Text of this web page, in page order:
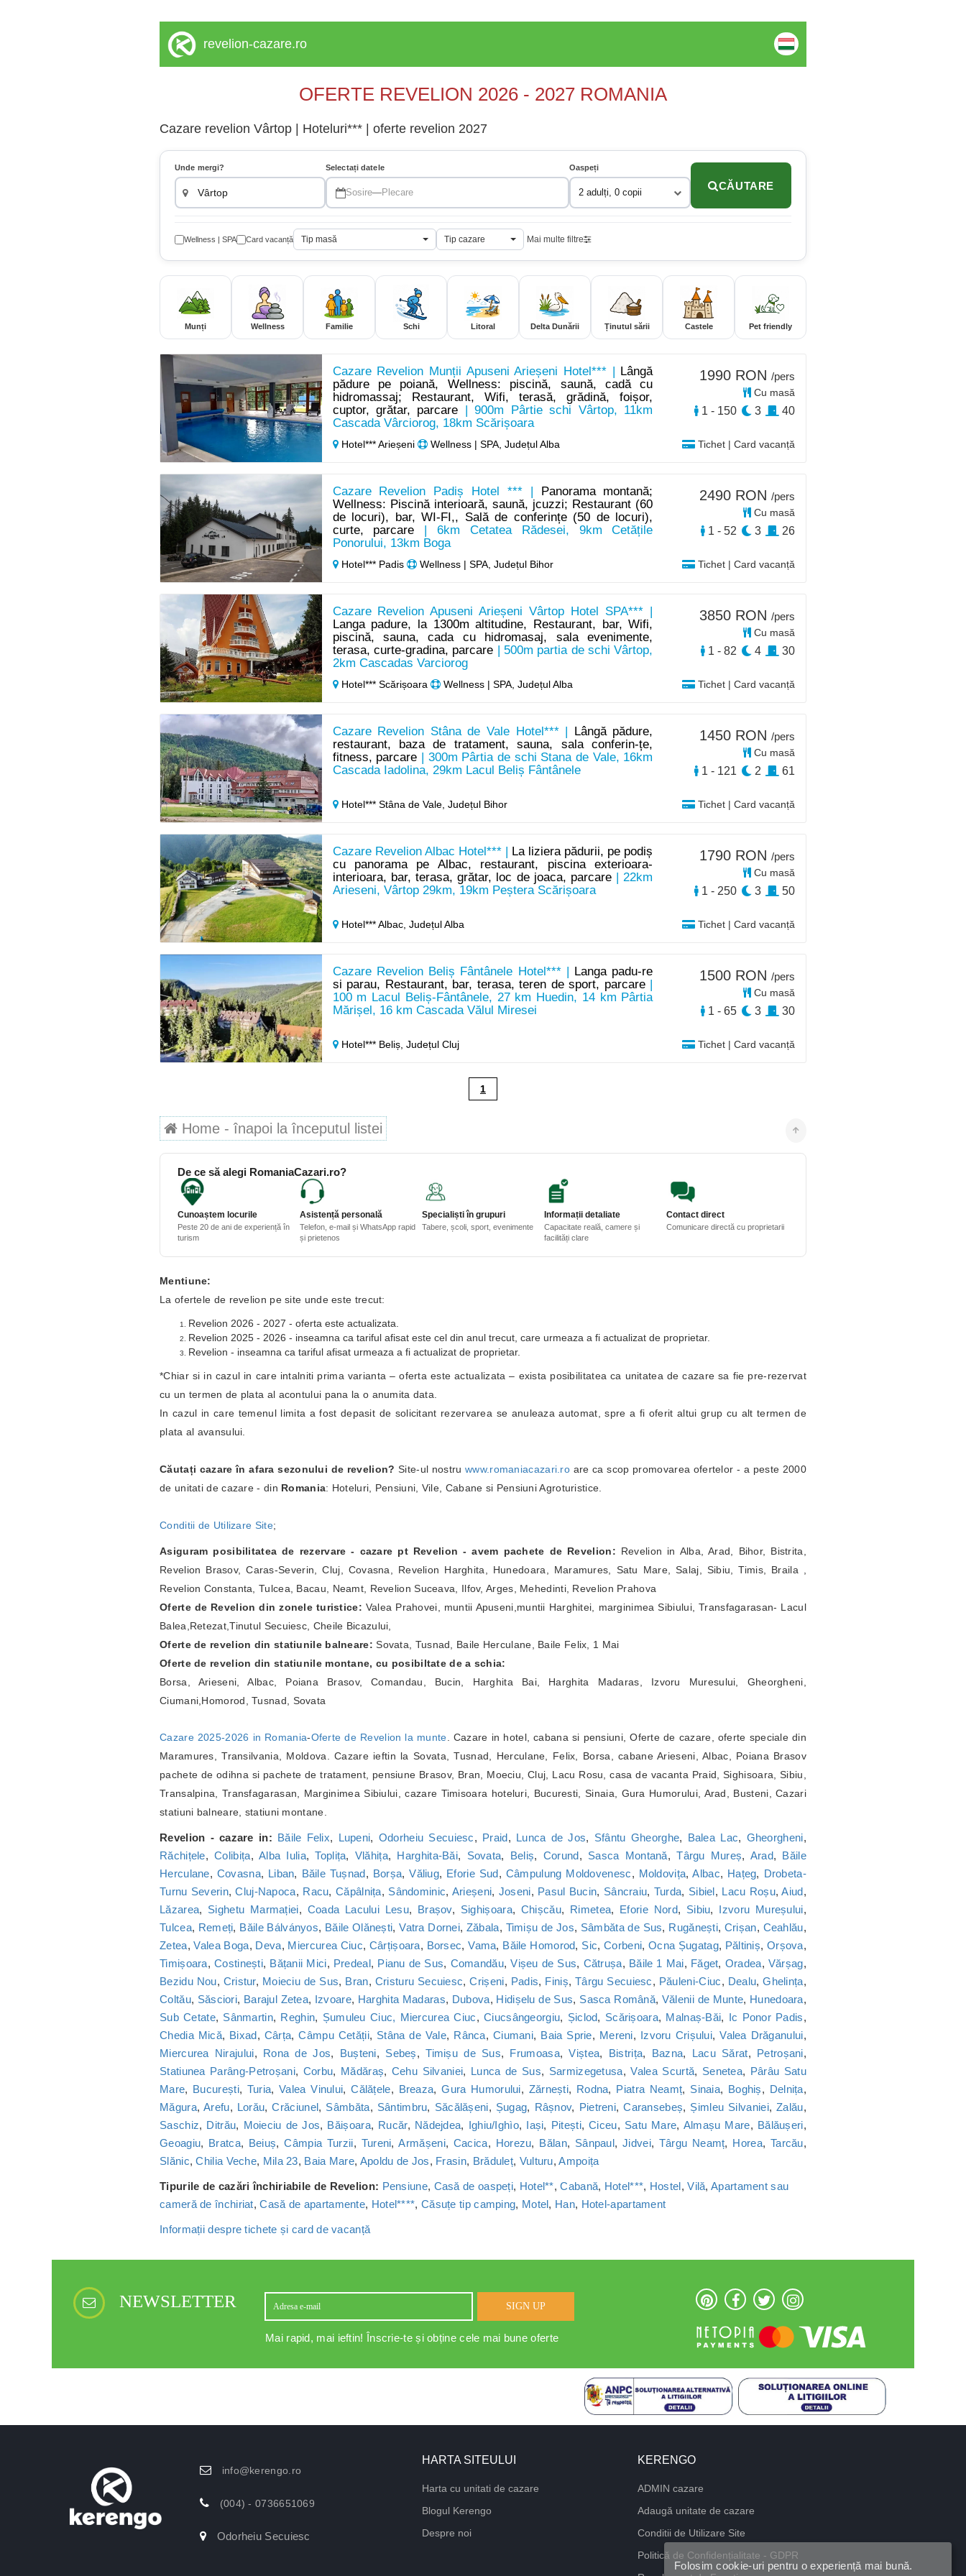
revelion-cazare.ro
OFERTE REVELION 2026 - 2027 ROMANIA
Cazare revelion Vârtop | Hoteluri*** | oferte revelion 2027
Unde mergi? Selectați datele
Sosire—Plecare
Oaspeți
2 adulți, 0 copii
CĂUTARE
Wellness | SPA Card vacanță Tip masă Tip cazare Mai multe filtre
Munți Wellness Familie Schi Litoral Delta Dunării Ținutul sării Castele Pet friendly
Cazare Revelion Munții Apuseni Arieșeni Hotel*** |
Lângă
pădure pe poiană, Wellness: piscină, saună, cadă cu
hidromassaj; Restaurant, Wifi, terasă, grădină, foișor,
cuptor, grătar, parcare | 900m Pârtie schi Vârtop, 11km
Cascada Vârciorog, 18km Scărișoara
Hotel*** Arieșeni Wellness | SPA, Județul Alba Tichet | Card vacanță
1990 RON /pers
Cu masă
1 - 150 3 40
Cazare Revelion Padiș Hotel *** |
Panorama montană;
Wellness: Piscină interioară, saună, jcuzzi; Restaurant (60
de locuri), bar, WI-FI,, Sală de conferințe (50 de locuri),
curte, parcare | 6km Cetatea Rădesei, 9km Cetățile
Ponorului, 13km Boga
Hotel*** Padis Wellness | SPA, Județul Bihor Tichet | Card vacanță
2490 RON /pers
Cu masă
1 - 52 3 26
Cazare Revelion Apuseni Arieșeni Vârtop Hotel SPA*** |
Langa padure, la 1300m altitudine, Restaurant, bar, Wifi,
piscină, sauna, cada cu hidromasaj, sala evenimente,
terasa, curte-gradina, parcare | 500m partia de schi Vârtop,
2km Cascadas Varciorog
Hotel*** Scărișoara Wellness | SPA, Județul Alba Tichet | Card vacanță
3850 RON /pers
Cu masă
1 - 82 4 30
Cazare Revelion Stâna de Vale Hotel*** |
Lângă pădure,
restaurant, baza de tratament, sauna, sala conferin-țe,
fitness, parcare | 300m Pârtia de schi Stana de Vale, 16km
Cascada Iadolina, 29km Lacul Beliș Fântânele
Hotel*** Stâna de Vale, Județul Bihor Tichet | Card vacanță
1450 RON /pers
Cu masă
1 - 121 2 61
Cazare Revelion Albac Hotel*** |
La liziera pădurii, pe podiș
cu panorama pe Albac, restaurant, piscina exterioara-
interioara, bar, terasa, grătar, loc de joaca, parcare | 22km
Arieseni, Vârtop 29km, 19km Peștera Scărișoara
Hotel*** Albac, Județul Alba Tichet | Card vacanță
1790 RON /pers
Cu masă
1 - 250 3 50
Cazare Revelion Beliș Fântânele Hotel*** |
Langa padu-re
si parau, Restaurant, bar, terasa, teren de sport, parcare|
100 m Lacul Beliș-Fântânele, 27 km Huedin, 14 km Pârtia
Mărișel, 16 km Cascada Vălul Miresei
Hotel*** Beliș, Județul Cluj Tichet | Card vacanță
1500 RON /pers
Cu masă
1 - 65 3 30
1
Home - înapoi la începutul listei
De ce să alegi RomaniaCazari.ro?
Cunoaștem locurile
Peste 20 de ani de experiență în
turism
Asistență personală
Telefon, e-mail și WhatsApp rapid
și prietenos
Specialiști în grupuri
Tabere, școli, sport, evenimente
Informații detaliate
Capacitate reală, camere și
facilități clare
Contact direct
Comunicare directă cu proprietarii
Mentiune:
La ofertele de revelion pe site unde este trecut:
Revelion 2026 - 2027 - oferta este actualizata.
Revelion 2025 - 2026 - inseamna ca tariful afisat este cel din anul trecut, care urmeaza a fi actualizat de proprietar.
Revelion - inseamna ca tariful afisat urmeaza a fi actualizat de proprietar.
*Chiar si in cazul in care intalniti prima varianta – oferta este actualizata – exista posibilitatea ca unitatea de cazare sa fie pre-rezervat
cu un termen de plata al acontului pana la o anumita data.
In cazul in care temenul limita a fost depasit de solicitant rezervarea se anuleaza automat, spre a fi oferit altui grup cu alt termen de
plata al avansului.
Căutați cazare în afara sezonului de revelion?Site-ul nostruwww.romaniacazari.ro are ca scop promovarea ofertelor - a peste 2000
de unitati de cazare - din Romania: Hoteluri, Pensiuni, Vile, Cabane si Pensiuni Agroturistice.
Conditii de Utilizare Site;
Asiguram posibilitatea de rezervare - cazare pt Revelion - avem pachete de Revelion: Revelion in Alba, Arad, Bihor, Bistrita,
Revelion Brasov, Caras-Severin, Cluj, Covasna, Revelion Harghita, Hunedoara, Maramures, Satu Mare, Salaj, Sibiu, Timis, Braila ,
Revelion Constanta, Tulcea, Bacau, Neamt, Revelion Suceava, Ilfov, Arges, Mehedinti, Revelion Prahova
Oferte de Revelion din zonele turistice: Valea Prahovei, muntii Apuseni,muntii Harghitei, marginimea Sibiului, Transfagarasan- Lacul
Balea,Retezat,Tinutul Secuiesc, Cheile Bicazului,
Oferte de revelion din statiunile balneare: Sovata, Tusnad, Baile Herculane, Baile Felix, 1 Mai
Oferte de revelion din statiunile montane, cu posibiltate de a schia:
Borsa, Arieseni, Albac, Poiana Brasov, Comandau, Bucin, Harghita Bai, Harghita Madaras, Izvoru Muresului, Gheorgheni,
Ciumani,Homorod, Tusnad, Sovata
Cazare 2025-2026 in Romania-Oferte de Revelion la munte. Cazare in hotel, cabana si pensiuni, Oferte de cazare, oferte speciale din
Maramures, Transilvania, Moldova. Cazare ieftin la Sovata, Tusnad, Herculane, Felix, Borsa, cabane Arieseni, Albac, Poiana Brasov
pachete de odihna si pachete de tratament, pensiune Brasov, Bran, Moeciu, Cluj, Lacu Rosu, casa de vacanta Praid, Sighisoara, Sibiu,
Transalpina, Transfagarasan, Marginimea Sibiului, cazare Timisoara hoteluri, Bucuresti, Sinaia, Gura Humorului, Arad, Busteni, Cazari
statiuni balneare, statiuni montane.
Revelion - cazare in: Băile Felix, Lupeni, Odorheiu Secuiesc, Praid, Lunca de Jos, Sfântu Gheorghe, Balea Lac, Gheorgheni,
Răchițele,Colibița,Alba Iulia,Toplița, Vlăhița, Harghita-Băi, Sovata, Beliș, Corund, Sasca Montană,Târgu Mureș, Arad, Băile
Herculane, Covasna, Liban, Băile Tușnad, Borșa,Văliug, Eforie Sud, Câmpulung Moldovenesc, Moldovița,Albac, Hațeg, Drobeta-
Turnu Severin,Cluj-Napoca, Racu, Căpâlnița, Sândominic, Arieșeni, Joseni, Pasul Bucin, Sâncraiu, Turda, Sibiel, Lacu Roșu,Aiud,
Lăzarea, Sighetu Marmației, Coada Lacului Lesu, Brașov, Sighișoara, Chișcău, Rimetea, Eforie Nord, Sibiu, Izvoru Mureșului,
Tulcea, Remeți, Băile Bálványos, Băile Olănești,Vatra Dornei, Zăbala, Timișu de Jos, Sâmbăta de Sus, Rugănești, Crișan, Ceahlău,
Zetea,Valea Boga, Deva, Miercurea Ciuc, Cârțișoara, Borsec,Vama, Băile Homorod, Sic,Corbeni, Ocna Șugatag, Păltiniș, Orșova,
Timișoara, Costinești, Bățanii Mici, Predeal, Pianu de Sus, Comandău,Vișeu de Sus, Cătrușa, Băile 1 Mai, Făget, Oradea, Vărșag,
Bezidu Nou, Cristur, Moieciu de Sus, Bran, Cristuru Secuiesc,Crișeni, Padis, Finiș,Târgu Secuiesc, Păuleni-Ciuc, Dealu,Ghelința,
Coltău, Săsciori, Barajul Zetea, Izvoare, Harghita Madaras, Dubova, Hidișelu de Sus, Sasca Română, Vălenii de Munte, Hunedoara,
Sub Cetate, Sânmartin, Reghin, Șumuleu Ciuc, Miercurea Ciuc,Ciucsângeorgiu, Șiclod, Scărișoara, Malnaș-Băi, Ic Ponor Padis,
Chedia Mică, Bixad, Cârța,Câmpu Cetății, Stâna de Vale, Rânca, Ciumani, Baia Sprie, Mereni, Izvoru Crișului,Valea Drăganului,
Miercurea Nirajului, Rona de Jos, Bușteni, Sebeș,Timișu de Sus, Frumoasa,Viștea, Bistrița, Bazna, Lacu Sărat, Petroșani,
Statiunea Parâng-Petroșani, Corbu, Mădăraș, Cehu Silvaniei, Lunca de Sus, Sarmizegetusa,Valea Scurtă, Senetea, Pârâu Satu
Mare, București, Turia,Valea Vinului,Călățele, Breaza,Gura Humorului, Zărnești, Rodna, Piatra Neamț, Sinaia, Boghiș, Delnița,
Măgura,Arefu, Lorău,Crăciunel, Sâmbăta, Sântimbru, Săcălășeni, Șugag, Râșnov, Pietreni,Caransebeș, Șimleu Silvaniei,Zalău,
Saschiz, Ditrău, Moieciu de Jos, Băișoara, Rucăr, Nădejdea, Ighiu/Ighìo, Iași, Pitești,Ciceu, Satu Mare, Almașu Mare, Bălăușeri,
Geoagiu, Bratca, Beiuș,Câmpia Turzii, Tureni,Armășeni, Cacica, Horezu, Bălan, Sânpaul, Jidvei, Târgu Neamț, Horea, Tarcău,
Slănic,Chilia Veche, Mila 23, Baia Mare, Apoldu de Jos, Frasin, Brăduleț, Vulturu,Ampoița
Tipurile de cazări închiriabile de Revelion: Pensiune, Casă de oaspeți, Hotel**,Cabană, Hotel***, Hostel,Vilă,Apartament sau
cameră de închiriat,Casă de apartamente, Hotel****, Căsuțe tip camping, Motel, Han, Hotel-apartament
Informații despre tichete și card de vacanță
NEWSLETTER SIGN UP
Mai rapid, mai ieftin! Înscrie-te și obține cele mai bune oferte
info@kerengo.ro
(004) - 0736651069
Odorheiu Secuiesc
HARTA SITEULUI
Harta cu unitati de cazare
Blogul Kerengo
Despre noi
KERENGO
ADMIN cazare
Adaugă unitate de cazare
Conditii de Utilizare Site
Politică de Confidențialitate - GDPR
Folosim cookie-uri pentru o experiență mai bună.